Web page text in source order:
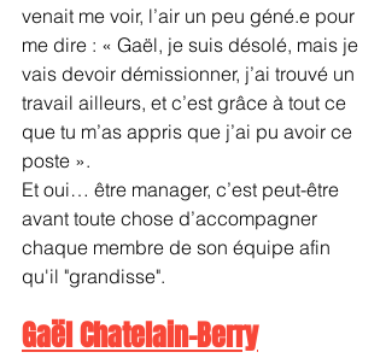
venait me voir, l’air un peu géné.e pour
me dire : « Gaël, je suis désolé, mais je
vais devoir démissionner, j’ai trouvé un
travail ailleurs, et c’est grâce à tout ce
que tu m’as appris que j’ai pu avoir ce
poste ».
Et oui… être manager, c’est peut-être
avant toute chose d’accompagner
chaque membre de son équipe afin
qu'il "grandisse".
Gaël Chatelain-Berry